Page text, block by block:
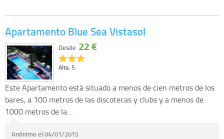
Apartamento Blue Sea Vistasol
Alta, 5
Desde 22 €
Este Apartamento está situado a menos de cien metros de los
bares, a 100 metros de las discotecas y clubs y a menos de
1000 metros de la…
Anónimo el 04/01/2015